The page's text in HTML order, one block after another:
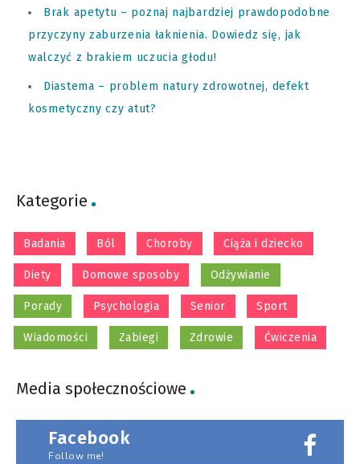
Brak apetytu – poznaj najbardziej prawdopodobne
przyczyny zaburzenia łaknienia. Dowiedz się, jak
walczyć z brakiem uczucia głodu!
Diastema – problem natury zdrowotnej, defekt
kosmetyczny czy atut?
Kategorie
Badania Ból Choroby Ciąża i dziecko
Diety Domowe sposoby Odżywianie
Porady Psychologia Senior Sport
Wiadomości Zabiegi Zdrowie Ćwiczenia
Media społecznościowe
Facebook
Follow me!